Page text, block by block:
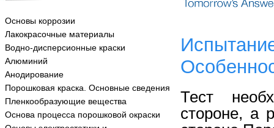
Основы коррозии
Лакокрасочные материалы
Водно-дисперсионные краски
Алюминий
Анодирование
Порошковая краска. Основные сведения
Пленкообразующие вещества
Основа процесса порошковой окраски
Тест
стороне, а